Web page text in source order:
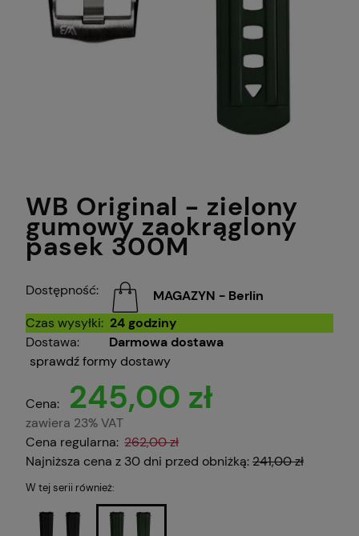
WB Original - zielony
gumowy zaokrąglony
pasek 300M
Dostępność:
MAGAZYN - Berlin
Czas wysyłki: 24 godziny
Dostawa:
Darmowa dostawa
sprawdź formy dostawy
Cena: 245,00 zł
zawiera 23% VAT
Cena regularna: 262,00 zł
Najniższa cena z 30 dni przed obniżką:241,00 zł
W tej serii również: